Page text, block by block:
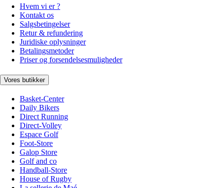
Hvem vi er ?
Kontakt os
Salgsbetingelser
Retur & refundering
Juridiske oplysninger
Betalingsmetoder
Priser og forsendelsesmuligheder
Vores butikker
Basket-Center
Daily Bikers
Direct Running
Direct-Volley
Espace Golf
Foot-Store
Galop Store
Golf and co
Handball-Store
House of Rugby